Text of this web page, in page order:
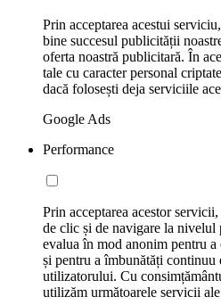
Prin acceptarea acestui
bine succesul publicității
oferta noastră publicitară. În
tale cu caracter personal
dacă folosești deja serviciile
Google Ads
Performance
Prin acceptarea acestor
de clic și de navigare la
evalua în mod anonim pentru
și pentru a îmbunătăți continuu
utilizatorului. Cu
utilizăm următoarele servicii